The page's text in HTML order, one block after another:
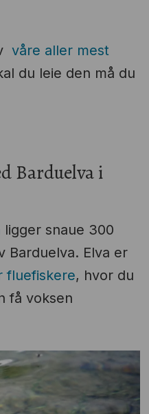
våre aller mest
du leie den må du
Barduelva i
ligger snaue 300
Barduelva. Elva er
fluefiskere, hvor du
få voksen